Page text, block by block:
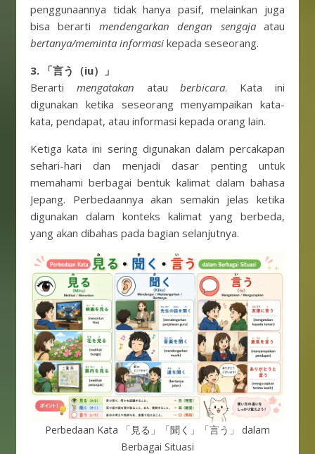
penggunaannya tidak hanya pasif, melainkan juga
bisa berarti mendengarkan dengan sengajaatau
bertanya/meminta informasi kepada seseorang.
3. 「言う（iu）」
Berarti mengatakan atauberbicara. Kata ini
digunakan ketika seseorang menyampaikan kata-
kata, pendapat, atau informasi kepada orang lain.
Ketiga kata ini sering digunakan dalam percakapan
sehari-hari dan menjadi dasar penting untuk
memahami berbagai bentuk kalimat dalam bahasa
Jepang. Perbedaannya akan semakin jelas ketika
digunakan dalam konteks kalimat yang berbeda,
yang akan dibahas pada bagian selanjutnya.
Perbedaan Kata 「見る」「聞く」「言う」 dalam
Berbagai Situasi